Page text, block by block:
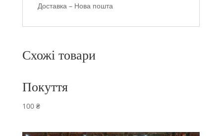
Доставка – Нова пошта
Схожі товари
Покуття
100 ₴